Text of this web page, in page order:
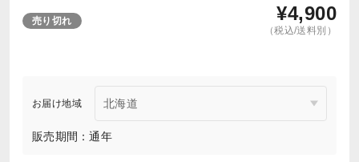
売り切れ ¥4,900
（税込/送料別）
お届け地域
販売期間：通年